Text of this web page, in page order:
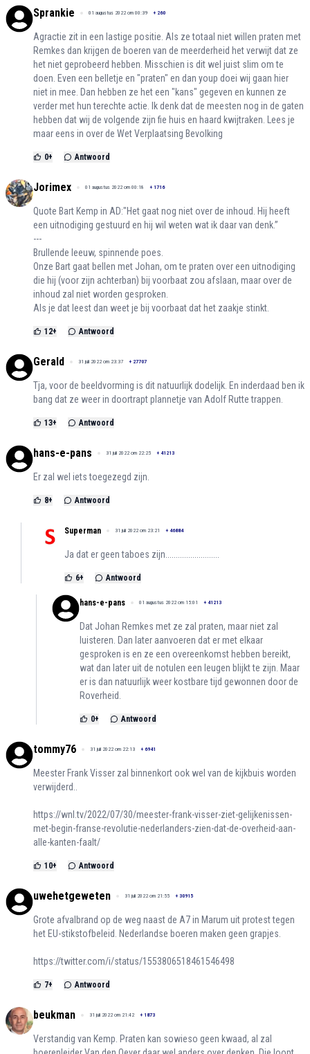
Sprankie 01 augustus 2022 om 00:39 + 260
Agractie zit in een lastige positie. Als ze totaal niet willen praten met
Remkes dan krijgen de boeren van de meerderheid het verwijt dat ze
het niet geprobeerd hebben. Misschien is dit wel juist slim om te
doen. Even een belletje en "praten" en dan youp doei wij gaan hier
niet in mee. Dan hebben ze het een "kans" gegeven en kunnen ze
verder met hun terechte actie. Ik denk dat de meesten nog in de gaten
hebben dat wij de volgende zijn fie huis en haard kwijtraken. Lees je
maar eens in over de Wet Verplaatsing Bevolking
0+ Antwoord
Jorimex 01 augustus 2022 om 00:18 + 1716
Quote Bart Kemp in AD:"Het gaat nog niet over de inhoud. Hij heeft
een uitnodiging gestuurd en hij wil weten wat ik daar van denk.’’
---
Brullende leeuw, spinnende poes.
Onze Bart gaat bellen met Johan, om te praten over een uitnodiging
die hij (voor zijn achterban) bij voorbaat zou afslaan, maar over de
inhoud zal niet worden gesproken.
Als je dat leest dan weet je bij voorbaat dat het zaakje stinkt.
12+ Antwoord
Gerald 31 juli 2022 om 23:37 + 27707
Tja, voor de beeldvorming is dit natuurlijk dodelijk. En inderdaad ben ik
bang dat ze weer in doortrapt plannetje van Adolf Rutte trappen.
13+ Antwoord
hans-e-pans 31 juli 2022 om 22:25 + 41213
Er zal wel iets toegezegd zijn.
8+ Antwoord
Superman 31 juli 2022 om 23:21 + 46884
Ja dat er geen taboes zijn..........................
6+ Antwoord
hans-e-pans 01 augustus 2022 om 15:01 + 41213
Dat Johan Remkes met ze zal praten, maar niet zal
luisteren. Dan later aanvoeren dat er met elkaar
gesproken is en ze een overeenkomst hebben bereikt,
wat dan later uit de notulen een leugen blijkt te zijn. Maar
er is dan natuurlijk weer kostbare tijd gewonnen door de
Roverheid.
0+ Antwoord
tommy76 31 juli 2022 om 22:13 + 6941
Meester Frank Visser zal binnenkort ook wel van de kijkbuis worden
verwijderd..
https://wnl.tv/2022/07/30/meester-frank-visser-ziet-gelijkenissen-
met-begin-franse-revolutie-nederlanders-zien-dat-de-overheid-aan-
alle-kanten-faalt/
10+ Antwoord
uwehetgeweten 31 juli 2022 om 21:55 + 30915
Grote afvalbrand op de weg naast de A7 in Marum uit protest tegen
het EU-stikstofbeleid. Nederlandse boeren maken geen grapjes.
https://twitter.com/i/status/1553806518461546498
7+ Antwoord
beukman 31 juli 2022 om 21:42 + 1873
Verstandig van Kemp. Praten kan sowieso geen kwaad, al zal